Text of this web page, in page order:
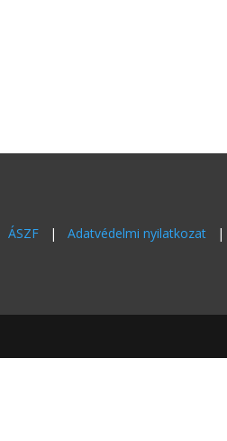
ÁSZF| Adatvédelmi nyilatkozat|